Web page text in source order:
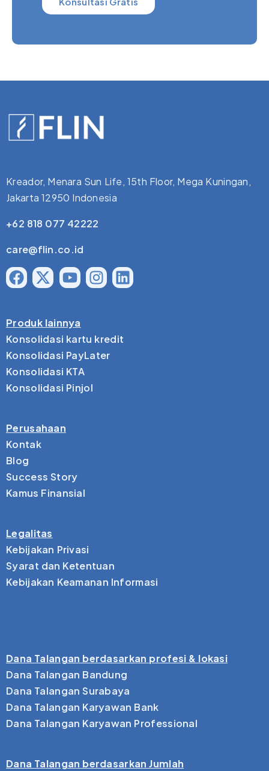
Kreador, Menara Sun Life, 15th Floor, Mega Kuningan,
Jakarta 12950 Indonesia
+62 818 077 42222
care@flin.co.id
Produk lainnya
Konsolidasi kartu kredit
Konsolidasi PayLater
Konsolidasi KTA
Konsolidasi Pinjol
Perusahaan
Kontak
Blog
Success Story
Kamus Finansial
Legalitas
Kebijakan Privasi
Syarat dan Ketentuan
Kebijakan Keamanan Informasi
Dana Talangan berdasarkan profesi & lokasi
Dana Talangan Bandung
Dana Talangan Surabaya
Dana Talangan Karyawan Bank
Dana Talangan Karyawan Professional
Dana Talangan berdasarkan Jumlah